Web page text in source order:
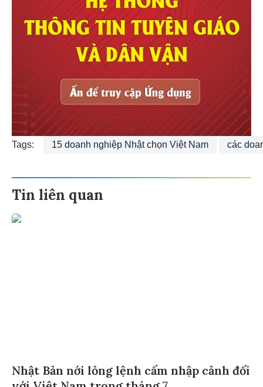
Tags: 15 doanh nghiệp Nhật chọn Việt Nam các
Tin liên quan
Nhật Bản nới lỏng lệnh cấm nhập cảnh đối
với Việt Nam trong tháng 7